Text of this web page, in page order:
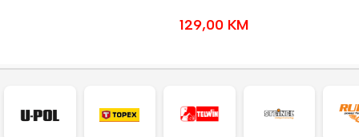
129,00 KM